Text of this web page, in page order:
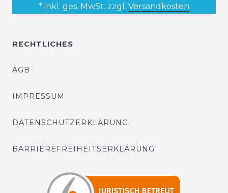
* inkl. ges. MwSt. zzgl. Versandkosten
RECHTLICHES
AGB
IMPRESSUM
DATENSCHUTZERKLÄRUNG
BARRIEREFREIHEITSERKLÄRUNG